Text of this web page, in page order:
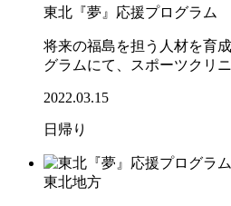
東北『夢』応援プログラム
将来の福島を担う人材を育
グラムにて、スポーツクリ
2022.03.15
日帰り
東北地方